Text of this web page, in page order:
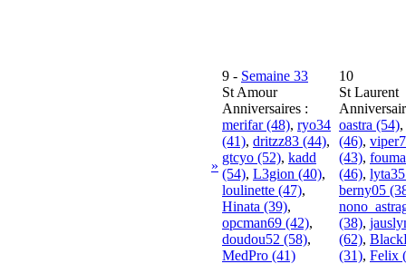
»
9 - Semaine 33
St Amour
Anniversaires :
merifar (48), ryo34
(41), dritzz83 (44),
gtcyo (52), kadd
(54), L3gion (40),
loulinette (47),
Hinata (39),
opcman69 (42),
doudou52 (58),
MedPro (41)
10
St Laurent
oastra (54),
(46),
(43),
(46),
berny05
(38),
(62),
(31), Felix